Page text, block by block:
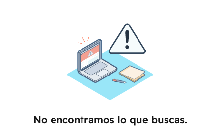
No encontramos lo que buscas.